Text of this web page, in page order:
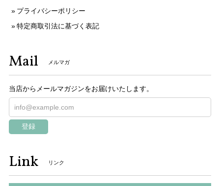
プライバシーポリシー
特定商取引法に基づく表記
Mail メルマガ
当店からメールマガジンをお届けいたします。
登録
Link リンク